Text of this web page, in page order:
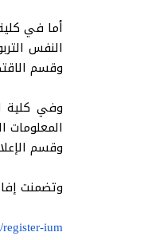
أما في
النفس
وقسم
وفي كلية
وقسم
وتضمنت
ium